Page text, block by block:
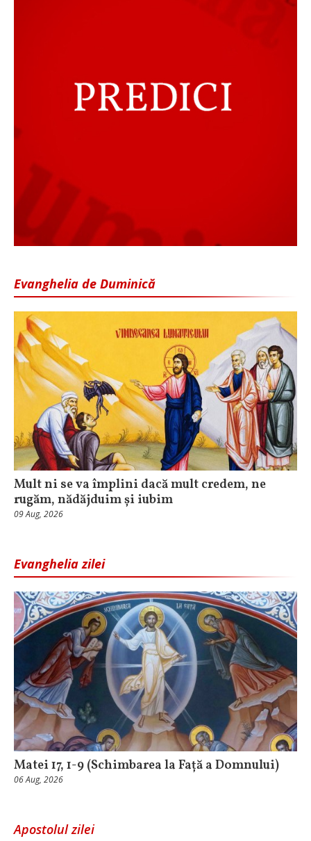
Evanghelia de Duminică
Mult ni se va împlini dacă mult credem, ne
rugăm, nădăjduim și iubim
09 Aug, 2026
Evanghelia zilei
Matei 17, 1-9 (Schimbarea la Față a Domnului)
06 Aug, 2026
Apostolul zilei